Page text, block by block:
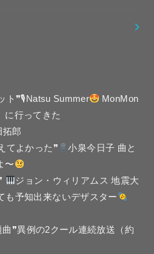
ト❞🎙Natsu Summer
MonMon
に行ってきた
拓郎
てよかった❞
小泉今日子 曲と
〜
ジョン・ウィリアムス 地震大
も予知出来ないデザスター
曲❞異例の2クール連続放送（約